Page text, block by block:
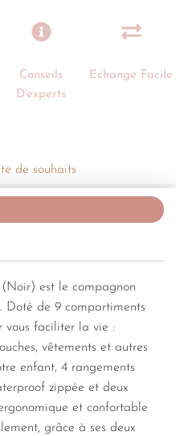
Conseils
D'experts
Echange Facile
de souhaits
est le compagnon
Doté de 9 compartiments
vous faciliter la vie :
vêtements et autres
enfant, 4 rangements
zippée et deux
et confortable
grâce à ses deux